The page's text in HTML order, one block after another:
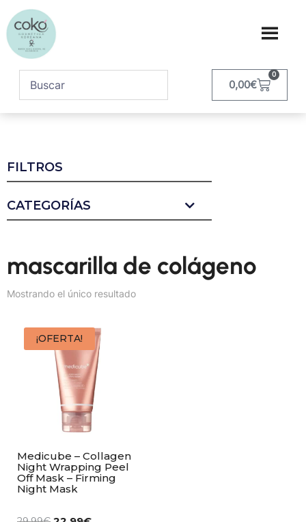
0,00€
0
FILTROS
CATEGORÍAS
mascarilla de colágeno
Mostrando el único resultado
¡OFERTA!
Medicube – Collagen
Night Wrapping Peel
Off Mask – Firming
Night Mask